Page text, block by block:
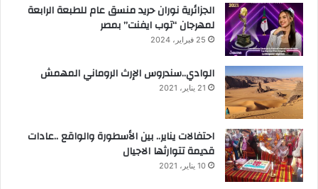
الجزائرية نوران حريد منسق عام للطبعة الرابعة
لمهرجان “توب ايفنت” بمصر
25 فبراير، 2024
الوادي..سندروس الإرث الروماني المهمش
21 يناير، 2021
احتفالات يناير.. بين الأسطورة والواقع ..عادات
قديمة تتوارثها الاجيال
10 يناير، 2021